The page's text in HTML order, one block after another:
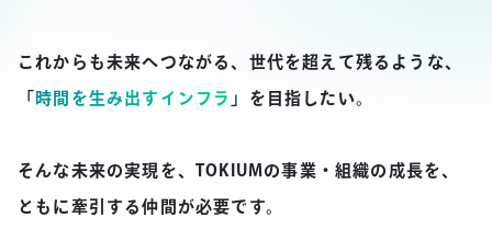
これからも未来へつながる、世代を超えて残るような、
「 時間を生み出すインフラ 」を目指したい。
そんな未来の実現を、TOKIUMの事業・組織の成長を、
ともに牽引する仲間が必要です。